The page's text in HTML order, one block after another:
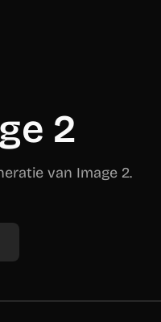
2
van Image 2.